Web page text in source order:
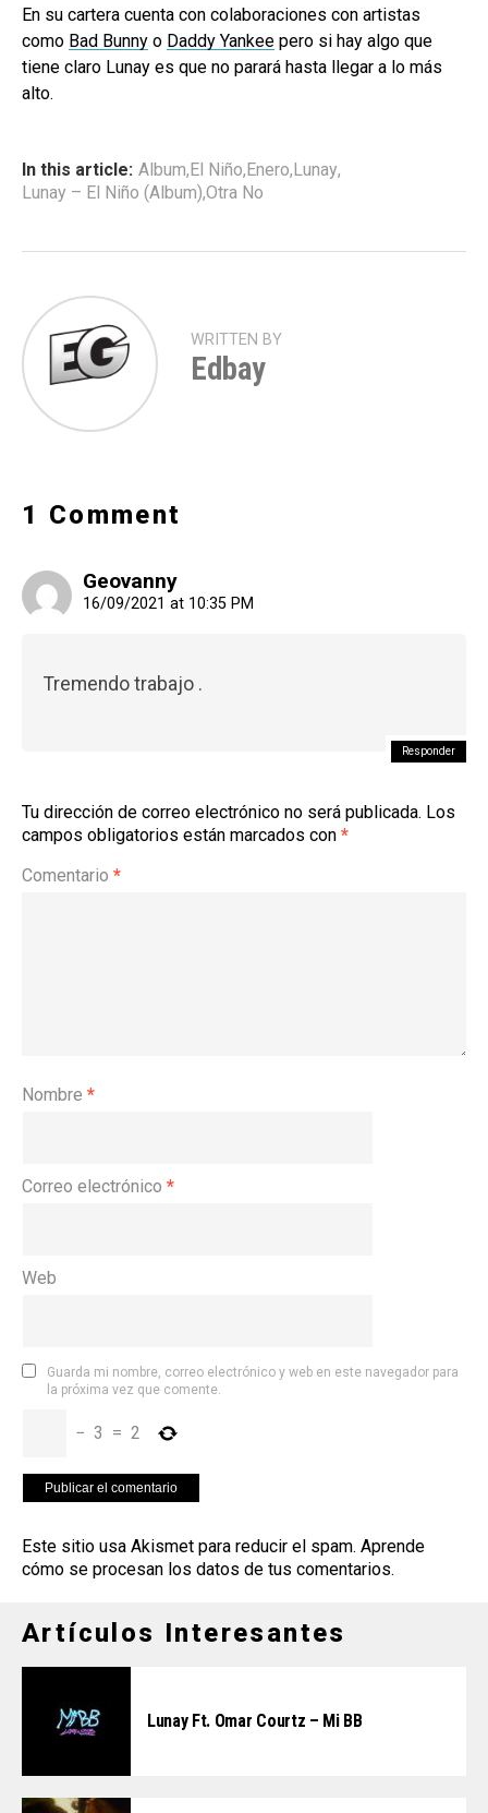
En su cartera cuenta con colaboraciones con artistas
como Bad Bunny o Daddy Yankee pero si hay algo que
tiene claro Lunay es que no parará hasta llegar a lo más
alto.
In this article: Album,El Niño,Enero,Lunay,
Lunay – El Niño (Album),Otra No
WRITTEN BY
Edbay
1 Comment
Geovanny
16/09/2021 at 10:35 PM
Tremendo trabajo .
Responder
Tu dirección de correo electrónico no será publicada. Los
campos obligatorios están marcados con *
Comentario *
Nombre *
Correo electrónico *
Web
Guarda mi nombre, correo electrónico y web en este navegador para
la próxima vez que comente.
− 3 = 2
Este sitio usa Akismet para reducir el spam. Aprende
cómo se procesan los datos de tus comentarios.
Artículos Interesantes
Lunay Ft. Omar Courtz – Mi BB